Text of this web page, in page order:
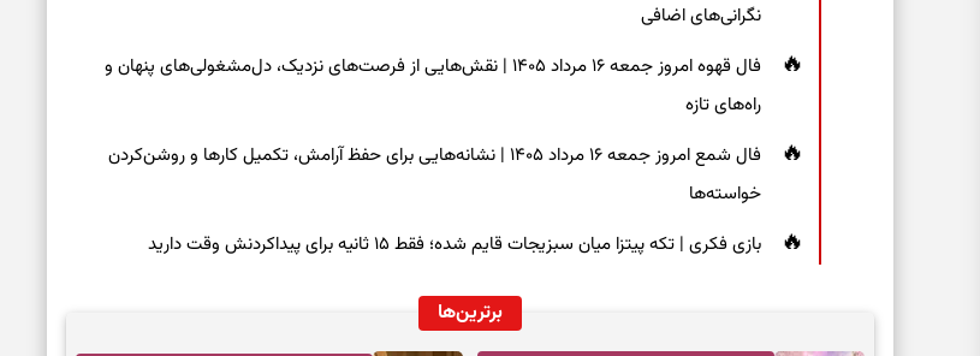
نگرانی‌های اضافی
فال قهوه امروز جمعه ۱۶ مرداد ۱۴۰۵ | نقش‌هایی از فرصت‌های نزدیک، دل‌مشغولی‌های پنهان و
راه‌های تازه
فال شمع امروز جمعه ۱۶ مرداد ۱۴۰۵ | نشانه‌هایی برای حفظ آرامش، تکمیل کارها و روشن‌کردن
خواسته‌ها
بازی فکری | تکه پیتزا میان سبزیجات قایم شده؛ فقط ۱۵ ثانیه برای پیداکردنش وقت دارید
برترین‌ها